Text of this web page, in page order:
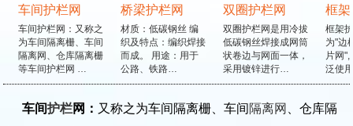
车间护栏网
车间护栏网：又称之
为车间隔离栅、车间
隔离网、仓库隔离栅
等车间护栏网 …
桥梁护栏网
材质：低碳钢丝 编
织及特点：编织焊接
而成。 用途：用于
公路、铁路…
双圈护栏网
双圈护栏网是用冷拔
低碳钢丝焊接成网筒
状卷边与网面一体，
采用镀锌进行…
框架
框架护
为"边
片网",
泛使用
车间护栏网： 又称之为车间隔离栅、车间 隔离网
、仓库隔